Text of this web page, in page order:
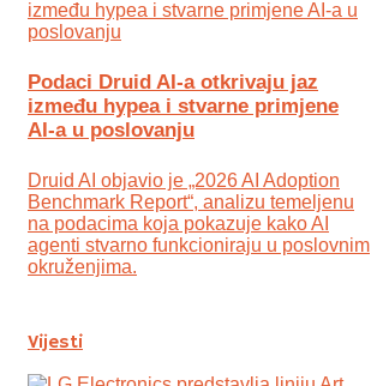
Podaci Druid AI-a otkrivaju jaz
između hypea i stvarne primjene
AI-a u poslovanju
Druid AI objavio je „2026 AI Adoption
Benchmark Report“, analizu temeljenu
na podacima koja pokazuje kako AI
agenti stvarno funkcioniraju u poslovnim
okruženjima.
Vijesti